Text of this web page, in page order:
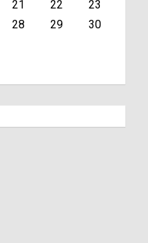
21 22
23
28 29
30